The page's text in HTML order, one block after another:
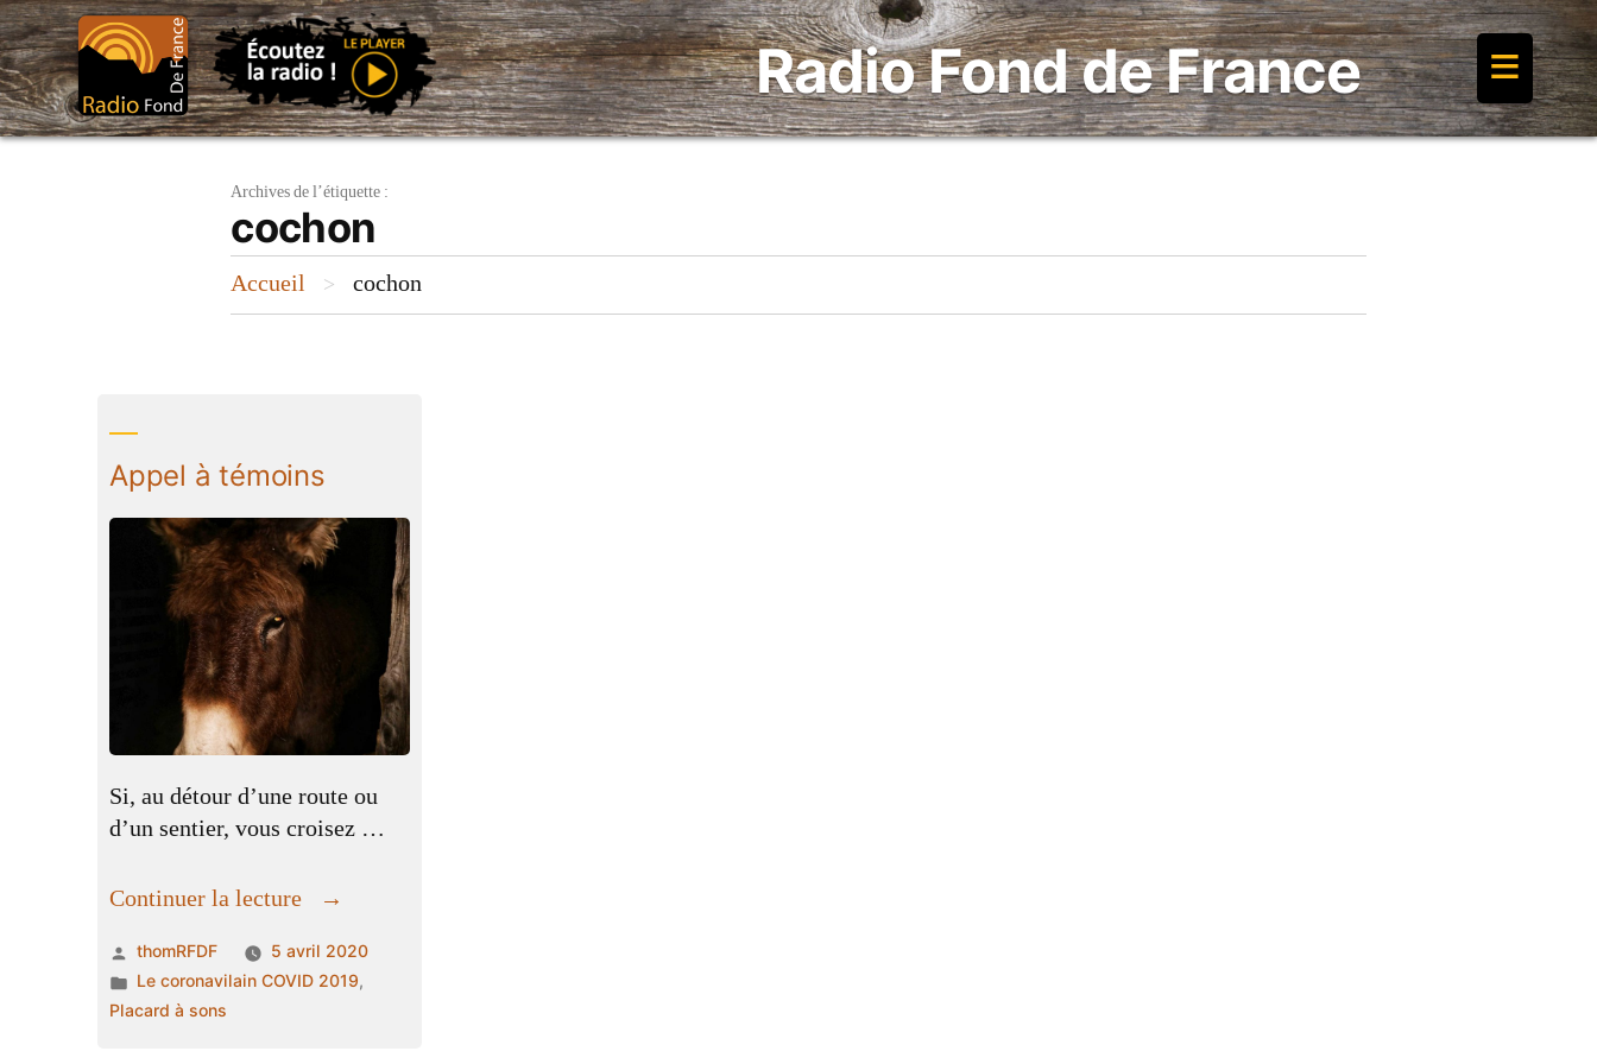
Aller
au
contenu
Radio Fond de France ≡
Archives de l’étiquette :
cochon
Accueil > cochon
Appel à témoins
Si, au détour d’une route ou
d’un sentier, vous croisez …
Continuer la lecture
« Appel
témoins »
Publié
par
thomRFDF
5 avril 2020
Publié
dans
Le coronavilain COVID 2019,
Placard à sons